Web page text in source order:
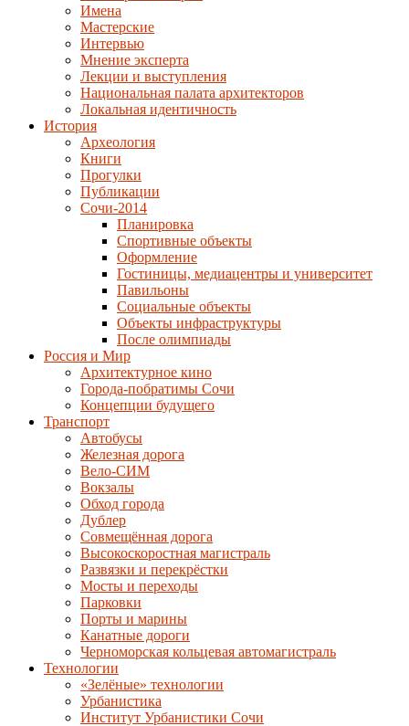
Имена
Мастерские
Интервью
Мнение эксперта
Лекции и выступления
Национальная палата архитекторов
Локальная идентичность
История
Археология
Книги
Прогулки
Публикации
Сочи-2014
Планировка
Спортивные объекты
Оформление
Гостиницы, медиацентры и университет
Павильоны
Социальные объекты
Объекты инфраструктуры
После олимпиады
Россия и Мир
Архитектурное кино
Города-побратимы Сочи
Концепции будущего
Транспорт
Автобусы
Железная дорога
Вело-СИМ
Вокзалы
Обход города
Дублер
Совмещённая дорога
Высокоскоростная магистраль
Развязки и перекрёстки
Мосты и переходы
Парковки
Порты и марины
Канатные дороги
Черноморская кольцевая автомагистраль
Технологии
«Зелёные» технологии
Урбанистика
Институт Урбанистики Сочи